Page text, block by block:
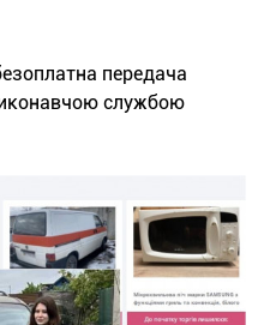
передача
службою